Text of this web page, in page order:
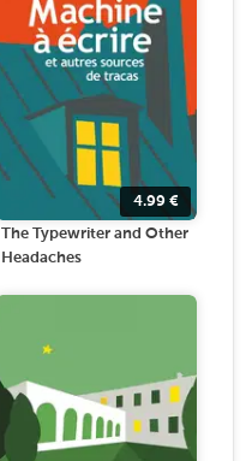
4.99 €
The Typewriter and Other
Headaches